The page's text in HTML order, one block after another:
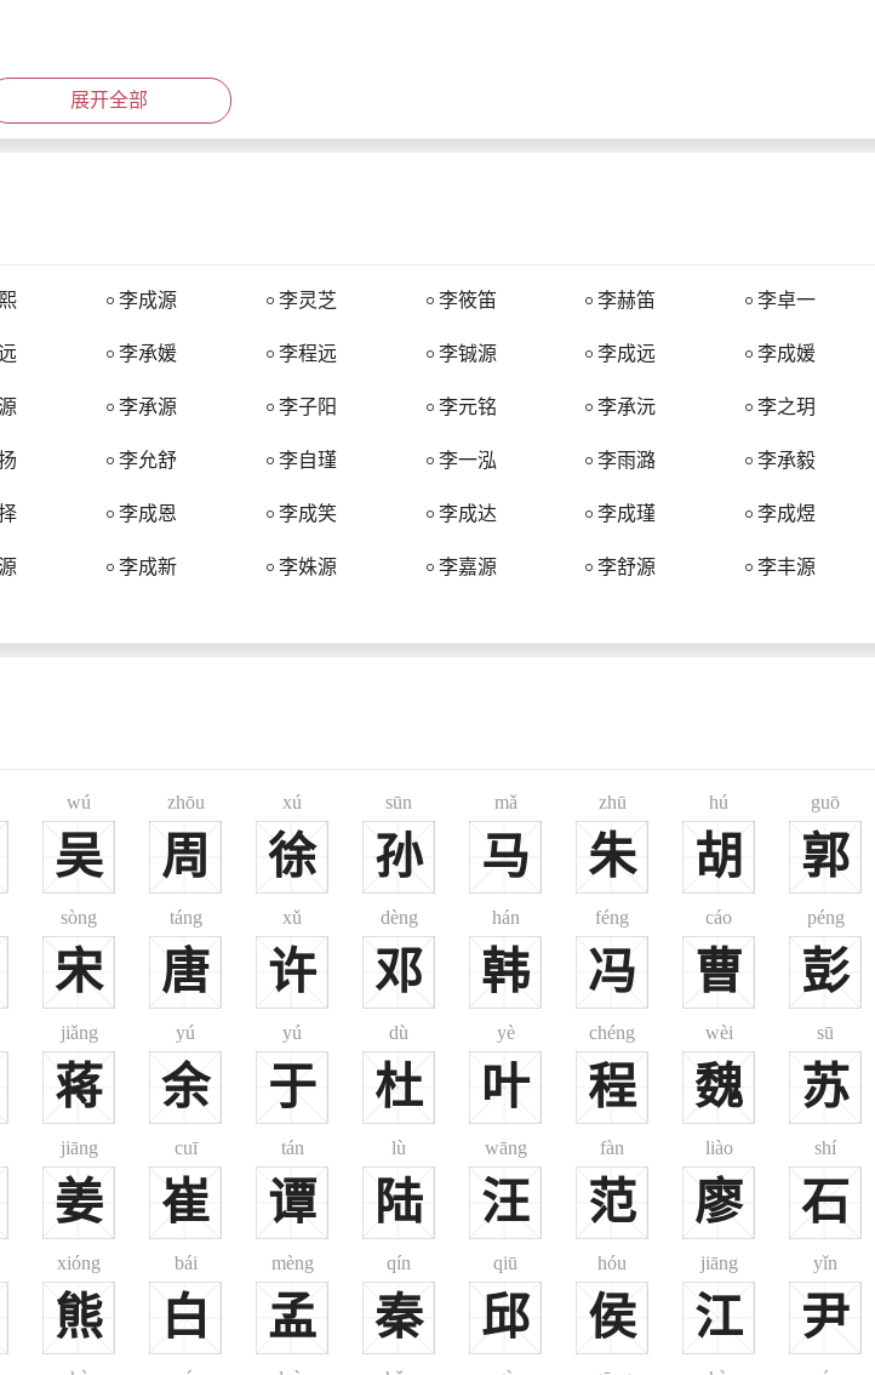
巴人于巴（今重庆的巴南区）称巴子国。公元306年，巴人在四川建立大成国，史称成汉，这是李姓在中国所建的
魏皇室鲜卑拓跋氏实为汉将李陵后裔。
区的新月形李姓聚集地带，这个地带由冀豫鲁、晋陕、川湘赣三大李姓聚集中心组成。
姓，自然受到最惨重的损失。明朝时期，江西为李姓第一大省，约占全国李姓总人口的13.3%。在全国分布主要集
、河南等地。宋元明期间，李姓的分布总格局变化较大，除了人口急剧减少以外，其人口主要由北方向东南迁移。
五省，约占李姓人口的25%。东北三省的李姓密度也较高，大约占10%。河南为李姓第一大省，大约占李姓总人口
表明：在云南、四川南部、豫冀鲁晋大部、甘肃中部、吉黑大部，李姓一般占当地人口的比例在8.8%以上，覆盖
粤大部、苏皖北部、山东东部、辽宁等地，李姓一般占当地人口的比例在6.6%—8.8%，约占了国图面积的36%，大
一般占当地人口的比例在2.2%—6.6%，约占了国土面积的21.6%，大约19%的李姓人口居住于此。
省东乡以东及陇西一带。
。东汉建安年间（公元2世纪末）改为赵郡。相当于河北省中部赵县、邯郸一带地区。
展开全部
李成源 李灵芝 李筱笛 李赫笛 李卓一
李承媛 李程远 李铖源 李成远 李成媛
李承源 李子阳 李元铭 李承沅 李之玥
李允舒 李自瑾 李一泓 李雨潞 李承毅
李成恩 李成笑 李成达 李成瑾 李成煜
李成新 李姝源 李嘉源 李舒源 李丰源
wú
吴
zhōu
周
xú
徐
sūn
孙
mǎ
马
zhū
朱
hú
胡
guō
郭
sòng
宋
táng
唐
xǔ
许
dèng
邓
hán
韩
féng
冯
cáo
曹
péng
彭
jiǎng
蒋
yú
余
yú
于
dù
杜
yè
叶
chéng
程
wèi
魏
sū
苏
jiāng
姜
cuī
崔
tán
谭
lù
陆
wāng
汪
fàn
范
liào
廖
shí
石
xióng
熊
bái
白
mèng
孟
qín
秦
qiū
邱
hóu
侯
jiāng
江
yǐn
尹